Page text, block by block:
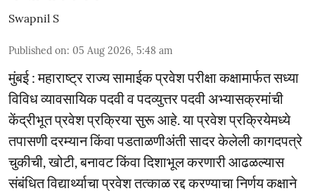
Swapnil S
Published on: 05 Aug 2026, 5:48 am
मुंबई : महाराष्ट्र राज्य सामाईक प्रवेश परीक्षा कक्षामार्फत सध्या
विविध व्यावसायिक पदवी व पदव्युत्तर पदवी अभ्यासक्रमांची
केंद्रीभूत प्रवेश प्रक्रिया सुरू आहे. या प्रवेश प्रक्रियेमध्ये
तपासणी दरम्यान किंवा पडताळणीअंती सादर केलेली कागदपत्रे
चुकीची, खोटी, बनावट किंवा दिशाभूल करणारी आढळल्यास
संबंधित विद्यार्थ्याचा प्रवेश तत्काळ रद्द करण्याचा निर्णय कक्षाने